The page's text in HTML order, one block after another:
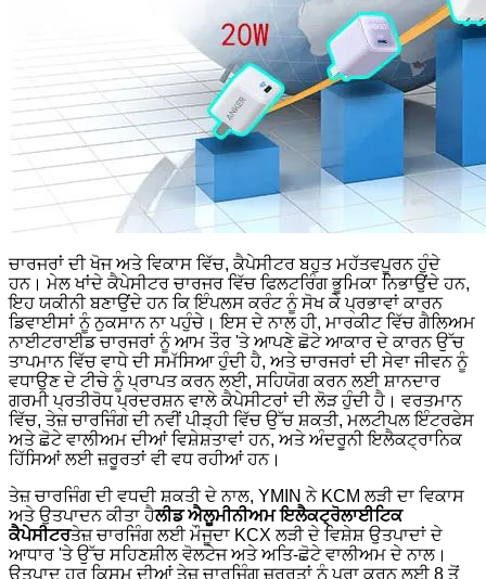
ਚਾਰਜਰਾਂ ਦੀ ਖੋਜ ਅਤੇ ਵਿਕਾਸ ਵਿੱਚ, ਕੈਪੇਸੀਟਰ ਬਹੁਤ ਮਹੱਤਵਪੂਰਨ ਹੁੰਦੇ
ਹਨ। ਮੇਲ ਖਾਂਦੇ ਕੈਪੇਸੀਟਰ ਚਾਰਜਰ ਵਿੱਚ ਫਿਲਟਰਿੰਗ ਭੂਮਿਕਾ ਨਿਭਾਉਂਦੇ ਹਨ,
ਇਹ ਯਕੀਨੀ ਬਣਾਉਂਦੇ ਹਨ ਕਿ ਇੰਪਲਸ ਕਰੰਟ ਨੂੰ ਸੋਖ ਕੇ ਪ੍ਰਭਾਵਾਂ ਕਾਰਨ
ਡਿਵਾਈਸਾਂ ਨੂੰ ਨੁਕਸਾਨ ਨਾ ਪਹੁੰਚੇ। ਇਸ ਦੇ ਨਾਲ ਹੀ, ਮਾਰਕੀਟ ਵਿੱਚ ਗੈਲਿਅਮ
ਨਾਈਟਰਾਈਡ ਚਾਰਜਰਾਂ ਨੂੰ ਆਮ ਤੌਰ 'ਤੇ ਆਪਣੇ ਛੋਟੇ ਆਕਾਰ ਦੇ ਕਾਰਨ ਉੱਚ
ਤਾਪਮਾਨ ਵਿੱਚ ਵਾਧੇ ਦੀ ਸਮੱਸਿਆ ਹੁੰਦੀ ਹੈ, ਅਤੇ ਚਾਰਜਰਾਂ ਦੀ ਸੇਵਾ ਜੀਵਨ ਨੂੰ
ਵਧਾਉਣ ਦੇ ਟੀਚੇ ਨੂੰ ਪ੍ਰਾਪਤ ਕਰਨ ਲਈ, ਸਹਿਯੋਗ ਕਰਨ ਲਈ ਸ਼ਾਨਦਾਰ
ਗਰਮੀ ਪ੍ਰਤੀਰੋਧ ਪ੍ਰਦਰਸ਼ਨ ਵਾਲੇ ਕੈਪੇਸੀਟਰਾਂ ਦੀ ਲੋੜ ਹੁੰਦੀ ਹੈ। ਵਰਤਮਾਨ
ਵਿੱਚ, ਤੇਜ਼ ਚਾਰਜਿੰਗ ਦੀ ਨਵੀਂ ਪੀੜ੍ਹੀ ਵਿੱਚ ਉੱਚ ਸ਼ਕਤੀ, ਮਲਟੀਪਲ ਇੰਟਰਫੇਸ
ਅਤੇ ਛੋਟੇ ਵਾਲੀਅਮ ਦੀਆਂ ਵਿਸ਼ੇਸ਼ਤਾਵਾਂ ਹਨ, ਅਤੇ ਅੰਦਰੂਨੀ ਇਲੈਕਟ੍ਰਾਨਿਕ
ਹਿੱਸਿਆਂ ਲਈ ਜ਼ਰੂਰਤਾਂ ਵੀ ਵਧ ਰਹੀਆਂ ਹਨ।
ਤੇਜ਼ ਚਾਰਜਿੰਗ ਦੀ ਵਧਦੀ ਸ਼ਕਤੀ ਦੇ ਨਾਲ, YMIN ਨੇ KCM ਲੜੀ ਦਾ ਵਿਕਾਸ
ਅਤੇ ਉਤਪਾਦਨ ਕੀਤਾ ਹੈਲੀਡ ਐਲੂਮੀਨੀਅਮ ਇਲੈਕਟ੍ਰੋਲਾਈਟਿਕ
ਕੈਪੇਸੀਟਰਤੇਜ਼ ਚਾਰਜਿੰਗ ਲਈ ਮੌਜੂਦਾ KCX ਲੜੀ ਦੇ ਵਿਸ਼ੇਸ਼ ਉਤਪਾਦਾਂ ਦੇ
ਆਧਾਰ 'ਤੇ ਉੱਚ ਸਹਿਣਸ਼ੀਲ ਵੋਲਟੇਜ ਅਤੇ ਅਤਿ-ਛੋਟੇ ਵਾਲੀਅਮ ਦੇ ਨਾਲ।
ਉਤਪਾਦ ਹਰ ਕਿਸਮ ਦੀਆਂ ਤੇਜ਼ ਚਾਰਜਿੰਗ ਜ਼ਰੂਰਤਾਂ ਨੂੰ ਪੂਰਾ ਕਰਨ ਲਈ 8 ਤੋਂ